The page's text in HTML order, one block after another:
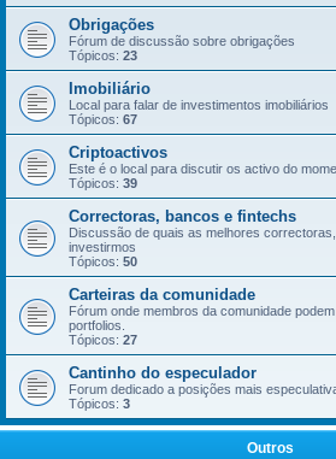
Obrigações
Fórum de discussão sobre obrigações
Tópicos: 23
Imobiliário
Local para falar de investimentos imobiliários
Tópicos: 67
Criptoactivos
Este é o local para discutir os activo do
Tópicos: 39
Correctoras, bancos e fintechs
Discussão de quais as melhores
investirmos
Tópicos: 50
Carteiras da comunidade
Fórum onde membros da comunidade
portfolios.
Tópicos: 27
Cantinho do especulador
Forum dedicado a posições mais
Tópicos: 3
Outros